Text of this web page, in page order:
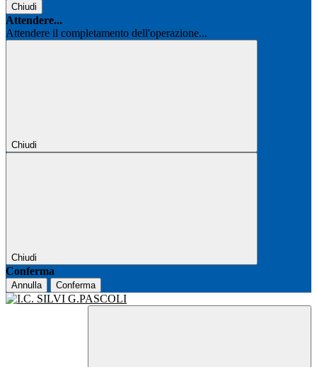
Chiudi
Attendere...
Attendere il completamento dell'operazione...
Chiudi
Chiudi
Conferma
Annulla Conferma